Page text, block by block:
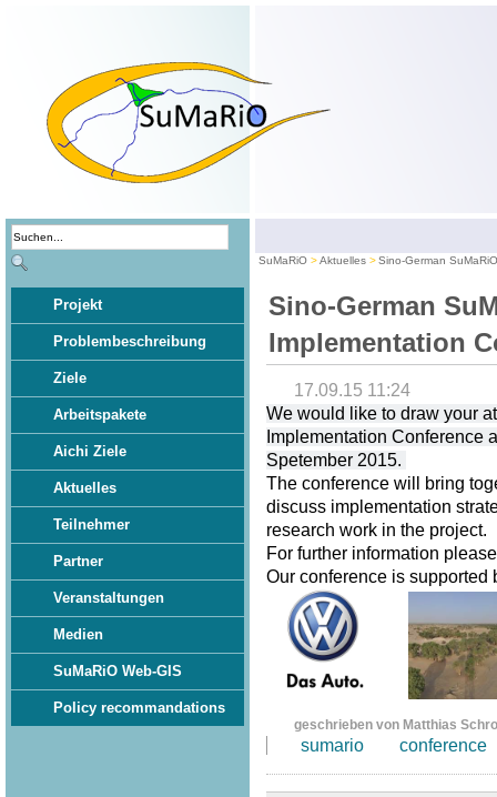
Projekt
Problembeschreibung
Ziele
Arbeitspakete
Aichi Ziele
Aktuelles
Teilnehmer
Partner
Veranstaltungen
Medien
SuMaRiO Web-GIS
Policy recommandations
SuMaRiO Aktuelles Sino-German
Sino-German
Implementation
17.09.15 11:24
We would like to draw your
Implementation Conference
Spetember 2015.
The conference will bring
discuss implementation
research work in the project.
For further information
Our conference is
geschrieben von Matthias
sumario conference